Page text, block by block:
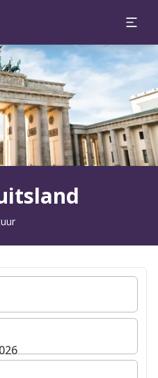
en gasten voor je verblijf